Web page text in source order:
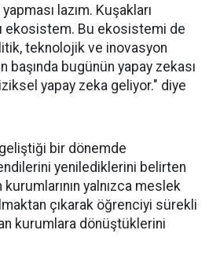
lazım. Kuşakları
ekosistem. Bu ekosistemi de
teknolojik ve inovasyon
başında bugünün yapay zekası
yapay zeka geliyor." diye
geliştiği bir dönemde
yenilediklerini belirten
yalnızca meslek
çıkarak öğrenciyi sürekli
kurumlara dönüştüklerini